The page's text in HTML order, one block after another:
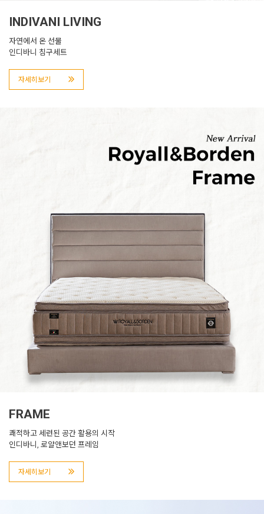
INDIVANI LIVING
자연에서 온 선물
인디바니 침구세트
자세히보기
FRAME
쾌적하고 세련된 공간 활용의 시작
인디바니, 로얄앤보던 프레임
자세히보기